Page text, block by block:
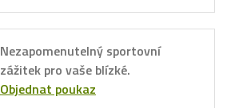
Nezapomenutelný sportovní
zážitek pro vaše blízké.
Objednat poukaz